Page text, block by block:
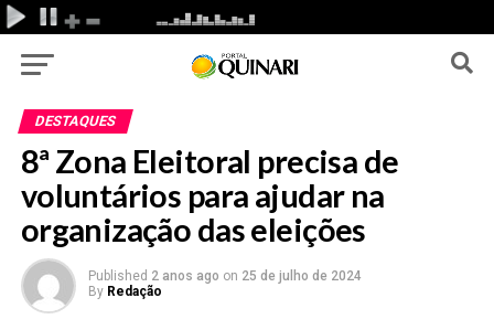
DESTAQUES
8ª Zona Eleitoral precisa de
voluntários para ajudar na
organização das eleições
Published 2 anos ago on 25 de julho de 2024
By Redação